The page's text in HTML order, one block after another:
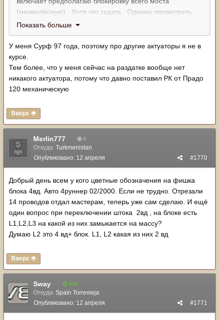
(межколёсную) . Хотя что гадать . Одному посмотреть
спереди , и всё будет ясно . Вот еслиб ты мне на счёт
актуатора 36410-34015 ответил . Я бы два пива не
пожалел .
Показать больше
У меня Сурф 97 года, поэтому про другие актуаторы я не в
курсе.
Тем более, что у меня сейчас на раздатке вообще нет
никакого актуатора, потому что давно поставил РК от Прадо
120 механическую
Вверх
Merlin777 0
Откуда: Turkmenistan
#1770
Опубликовано: 12 апреля
Добрый день всем у кого цветные обозначения на фишка
блока 4вд. Авто 4руннер 02/2000. Если не трудно. Отрезали
14 проводов отдал мастерам, теперь уже сам сделаю. И ещё
один вопрос при переключении штока 2вд , на блоке есть
L1,L2,L3 на какой из них замыкается на массу?
Думаю L2 это 4 вд+ блок. L1, L2 какая из них 2 вд
Вверх
Sway 434
Откуда: Spain Torrevieja
#1771
Опубликовано: 12 апреля